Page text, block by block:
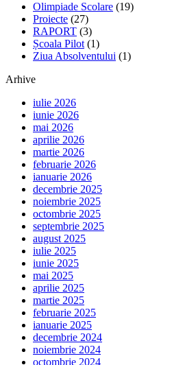
Olimpiade Scolare (19)
Proiecte (27)
RAPORT (3)
Școala Pilot (1)
Ziua Absolventului (1)
Arhive
iulie 2026
iunie 2026
mai 2026
aprilie 2026
martie 2026
februarie 2026
ianuarie 2026
decembrie 2025
noiembrie 2025
octombrie 2025
septembrie 2025
august 2025
iulie 2025
iunie 2025
mai 2025
aprilie 2025
martie 2025
februarie 2025
ianuarie 2025
decembrie 2024
noiembrie 2024
octombrie 2024